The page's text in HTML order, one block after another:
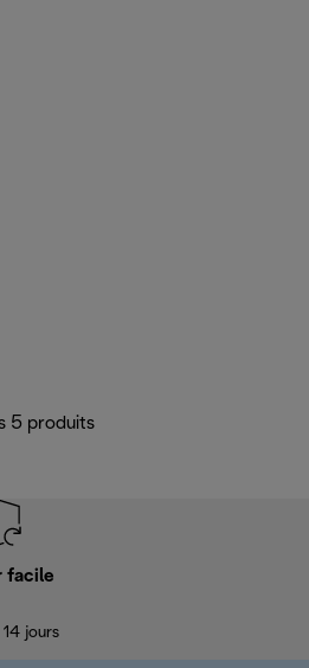
5 produits
facile
14 jours